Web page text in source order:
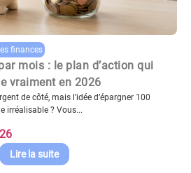
finances
mois : le plan d’action qui
vraiment en 2026
de côté, mais l’idée d’épargner 100
irréalisable ? Vous...
Lire la suite